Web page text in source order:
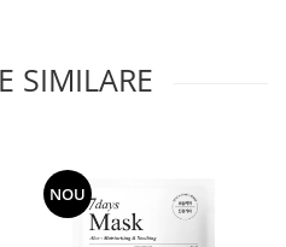
SIMILARE
NOU